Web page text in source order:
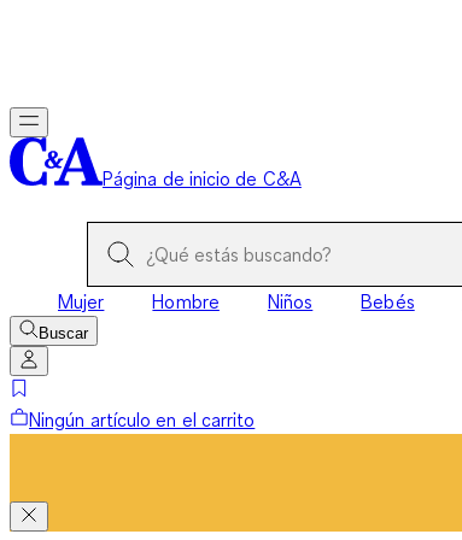
Página de inicio de C&A
Mujer Hombre Niños Bebés
Buscar
Ningún artículo en el carrito